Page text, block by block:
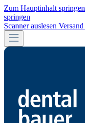
Zum Hauptinhalt springen
springen
Scanner auslesen Versand